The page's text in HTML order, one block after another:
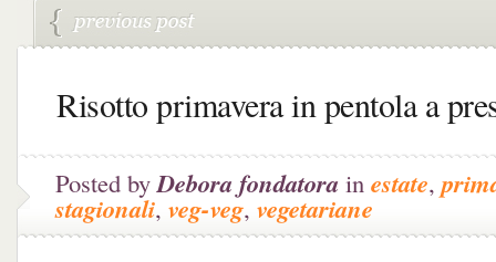
Risotto primavera in pentola a
Posted byDebora fondatora in estate,
stagionali, veg-veg, vegetariane